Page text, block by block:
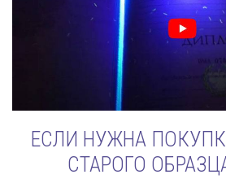
ЕСЛИ НУЖНА
СТАРОГО